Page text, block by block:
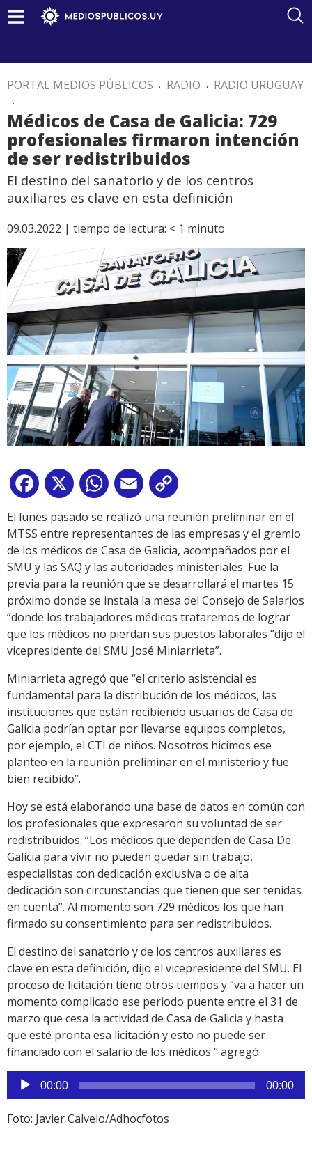
PORTAL MEDIOS PÚBLICOS . RADIO . RADIO URUGUAY
.
Médicos de Casa de Galicia: 729
profesionales firmaron intención
de ser redistribuidos
El destino del sanatorio y de los centros
auxiliares es clave en esta definición
09.03.2022 | tiempo de lectura: < 1 minuto
Facebook
X WhatsApp
Email
Link
El lunes pasado se realizó una reunión preliminar en el
MTSS entre representantes de las empresas y el gremio
de los médicos de Casa de Galicia, acompañados por el
SMU y las SAQ y las autoridades ministeriales. Fue la
previa para la reunión que se desarrollará el martes 15
próximo donde se instala la mesa del Consejo de Salarios
“donde los trabajadores médicos trataremos de lograr
que los médicos no pierdan sus puestos laborales “dijo el
vicepresidente del SMU José Miniarrieta”.
Miniarrieta agregó que “el criterio asistencial es
fundamental para la distribución de los médicos, las
instituciones que están recibiendo usuarios de Casa de
Galicia podrían optar por llevarse equipos completos,
por ejemplo, el CTI de niños. Nosotros hicimos ese
planteo en la reunión preliminar en el ministerio y fue
bien recibido”.
Hoy se está elaborando una base de datos en común con
los profesionales que expresaron su voluntad de ser
redistribuidos. “Los médicos que dependen de Casa De
Galicia para vivir no pueden quedar sin trabajo,
especialistas con dedicación exclusiva o de alta
dedicación son circunstancias que tienen que ser tenidas
en cuenta”. Al momento son 729 médicos los que han
firmado su consentimiento para ser redistribuidos.
El destino del sanatorio y de los centros auxiliares es
clave en esta definición, dijo el vicepresidente del SMU. El
proceso de licitación tiene otros tiempos y “va a hacer un
momento complicado ese periodo puente entre el 31 de
marzo que cesa la actividad de Casa de Galicia y hasta
que esté pronta esa licitación y esto no puede ser
financiado con el salario de los médicos “ agregó.
Reproductor
de
audio
00:00 00:00
Foto: Javier Calvelo/Adhocfotos